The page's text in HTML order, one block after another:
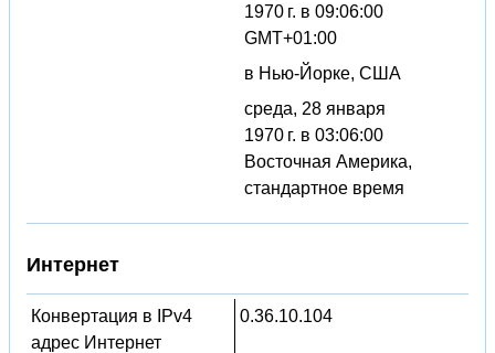
1970 г. в 09:06:00
GMT+01:00
в Нью-Йорке, США
среда, 28 января
1970 г. в 03:06:00
Восточная Америка,
стандартное время
Интернет
Конвертация в IPv4
адрес Интернет
0.36.10.104